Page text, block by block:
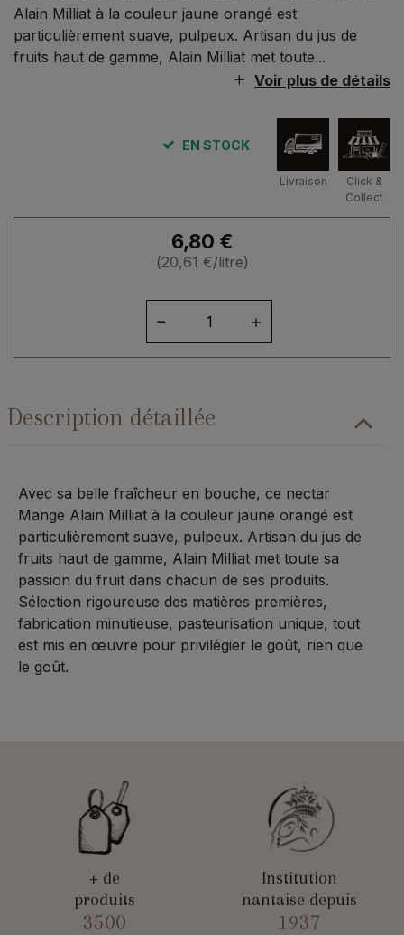
Alain Milliat à la couleur jaune orangé est
particulièrement suave, pulpeux. Artisan du jus de
fruits haut de gamme, Alain Milliat met toute...
Voir plus de détails
EN STOCK
Livraison
Click &
Collect
6,80 €
(20,61 €/litre)
Nectar
-
Description détaillée
Avec sa belle fraîcheur en bouche, ce nectar
Mange Alain Milliat à la couleur jaune orangé est
particulièrement suave, pulpeux. Artisan du jus de
fruits haut de gamme, Alain Milliat met toute sa
passion du fruit dans chacun de ses produits.
Sélection rigoureuse des matières premières,
fabrication minutieuse, pasteurisation unique, tout
est mis en œuvre pour privilégier le goût, rien que
le goût.
+ de
produits
3500
Institution
nantaise depuis
1937